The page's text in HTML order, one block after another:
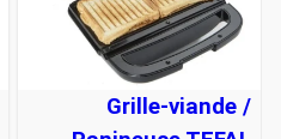
Grille-viande /